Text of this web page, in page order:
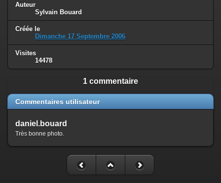
Auteur
Sylvain Bouard
Créée le
Dimanche 17 Septembre 2006
Visites
14478
1 commentaire
Commentaires utilisateur
daniel.bouard
Très bonne photo.